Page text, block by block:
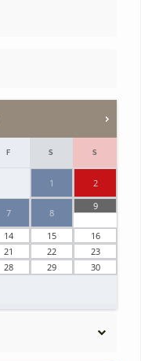
F S S
1 2
7 8
9
14 15
16
21 22
23
28 29
30